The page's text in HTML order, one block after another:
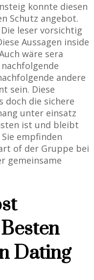
konnte diesen
Schutz angebot.
leser vorsichtig
Aussagen inside
wäre sera
andere
sein. Diese
doch die sichere
unter einsatz
ist und bleibt
empfinden
of der Gruppe bei
gemeinsame
Dating